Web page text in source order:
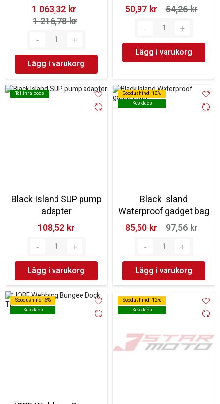
1 063,32 kr‎
1 216,78 kr‎
Lägg i varukorg
50,97 kr‎
54,26 kr‎
Lägg i varukorg
Tallinna poes
Tallinna poes
Black Island SUP pump
adapter
108,52 kr‎
Lägg i varukorg
Soodushind -12%
Kesklaos
Soodushind -12%
Kesklaos
Black Island
Waterproof gadget bag
85,50 kr‎
97,56 kr‎
Lägg i varukorg
Soodushind -6%
Kesklaos
Soodushind -6%
Kesklaos
Soodushind -12%
Kesklaos
Soodushind -12%
Kesklaos